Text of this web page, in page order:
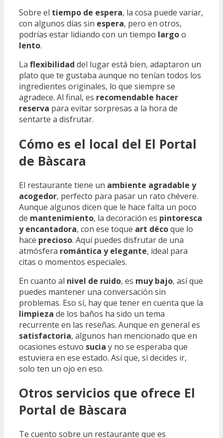
Sobre el tiempo de espera, la cosa puede variar,
con algunos días sin espera, pero en otros,
podrías estar lidiando con un tiempo largoo
lento.
La flexibilidad del lugar está bien, adaptaron un
plato que te gustaba aunque no tenían todos los
ingredientes originales, lo que siempre se
agradece. Al final, es recomendable hacer
reserva para evitar sorpresas a la hora de
sentarte a disfrutar.
Cómo es el local del El Portal
de Bàscara
El restaurante tiene un ambiente agradable y
acogedor, perfecto para pasar un rato chévere.
Aunque algunos dicen que le hace falta un poco
de mantenimiento, la decoración es pintoresca
y encantadora, con ese toque art décoque lo
hace precioso. Aquí puedes disfrutar de una
atmósfera romántica y elegante, ideal para
citas o momentos especiales.
En cuanto al nivel de ruido, es muy bajo, así que
puedes mantener una conversación sin
problemas. Eso sí, hay que tener en cuenta que la
limpieza de los baños ha sido un tema
recurrente en las reseñas. Aunque en general es
satisfactoria, algunos han mencionado que en
ocasiones estuvo sucia y no se esperaba que
estuviera en ese estado. Así que, si decides ir,
solo ten un ojo en eso.
Otros servicios que ofrece El
Portal de Bàscara
Te cuento sobre un restaurante que es